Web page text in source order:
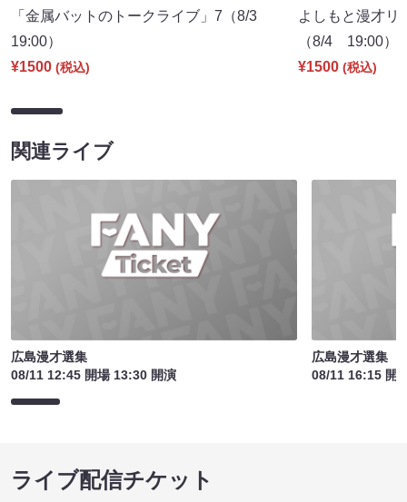
「金属バットのトークライブ」7（8/3
19:00）
¥1500 (税込)
よしもと漫才リ
（8/4 19:00）
¥1500 (税込)
関連ライブ
広島漫才選集
08/11 12:45 開場 13:30 開演
広島漫才選集
08/11 16:15 開
ライブ配信チケット